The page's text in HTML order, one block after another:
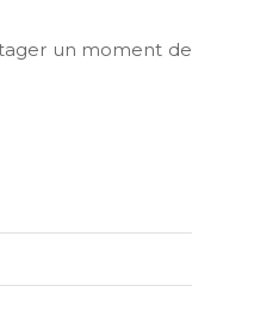
un moment de